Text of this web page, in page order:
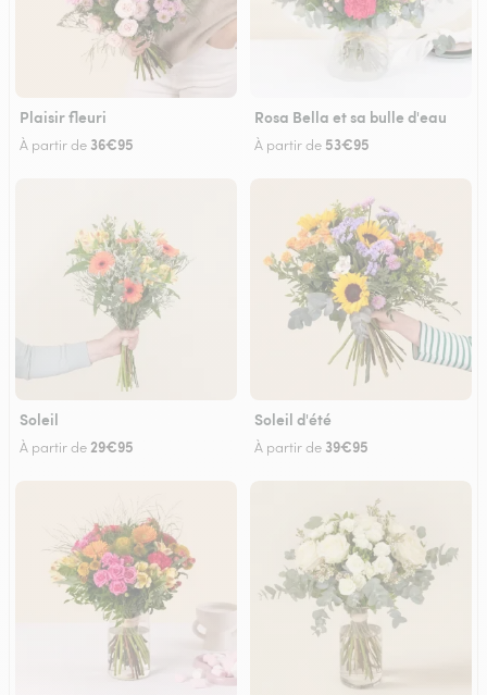
Plaisir fleuri
À partir de 36€95
Rosa Bella et sa bulle d'eau
À partir de 53€95
Soleil
À partir de 29€95
Soleil d'été
À partir de 39€95